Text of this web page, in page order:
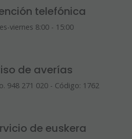
telefónica
viernes 8:00 - 15:00
de averías
948 271 020 - Código: 1762
de euskera